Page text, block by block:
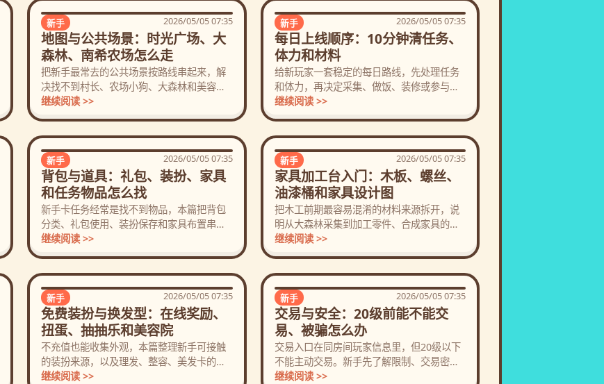
新手 2026/05/05 07:35
地图与公共场景：时光广场、大
森林、南希农场怎么走
把新手最常去的公共场景按路线串起来，解
决找不到村长、农场小狗、大森林和美容院
的问题。
继续阅读 >>
新手 2026/05/05 07:35
每日上线顺序：10分钟清任务、
体力和材料
给新玩家一套稳定的每日路线，先处理任务
和体力，再决定采集、做饭、装修或参与活
动。
继续阅读 >>
新手 2026/05/05 07:35
背包与道具：礼包、装扮、家具
和任务物品怎么找
新手卡任务经常是找不到物品，本篇把背包
分类、礼包使用、装扮保存和家具布置串成
一条线。
继续阅读 >>
新手 2026/05/05 07:35
家具加工台入门：木板、螺丝、
油漆桶和家具设计图
把木工前期最容易混淆的材料来源拆开，说
明从大森林采集到加工零件、合成家具的完
整路径。
继续阅读 >>
新手 2026/05/05 07:35
免费装扮与换发型：在线奖励、
扭蛋、抽抽乐和美容院
不充值也能收集外观，本篇整理新手可接触
的装扮来源，以及理发、整容、美发卡的基
础入口。
继续阅读 >>
新手 2026/05/05 07:35
交易与安全：20级前能不能交
易、被骗怎么办
交易入口在同房间玩家信息里，但20级以下
不能主动交易。新手先了解限制、交易密码
和举报路径。
继续阅读 >>